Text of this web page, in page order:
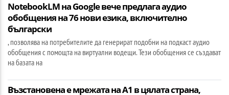
NotebookLM на Google вече предлага аудио
обобщения на 76 нови езика, включително
български
, позволява на потребителите да генерират подобни на подкаст аудио
обобщения с помощта на виртуални водещи. Тези обобщения се създават
на базата на
Възстановена е мрежата на А1 в цялата страна,